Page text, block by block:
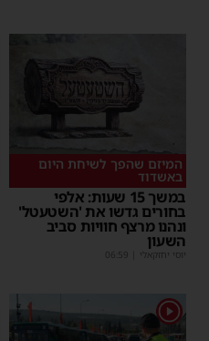
המיזם שהפך לשיחת היום
באשדוד
במשך 15 שעות: אלפי
בחורים גדשו את 'השטעטל'
ונהנו מרצף חוויות סביב
השעון
יוסי יחזקאלי 06:59
1